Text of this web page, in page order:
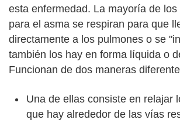
esta enfermedad. La mayoría de
para el asma se respiran para que
directamente a los pulmones o se
también los hay en forma líquida o
Funcionan de dos maneras
Una de ellas consiste en relajar
que hay alrededor de las vías